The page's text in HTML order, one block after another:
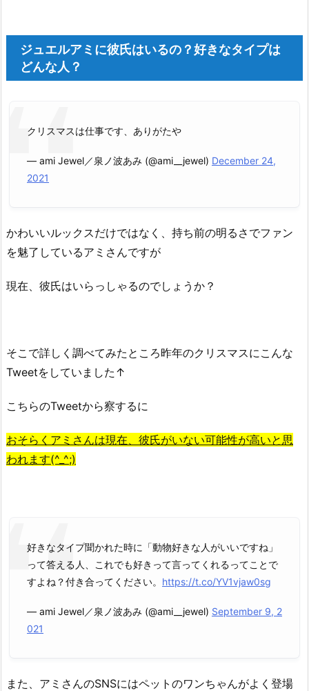
ジュエルアミに彼氏はいるの？好きなタイプは
どんな人？
クリスマスは仕事です、ありがたや
— ami Jewel／泉ノ波あみ (@ami__jewel) December 24,
2021
かわいいルックスだけではなく、持ち前の明るさでファン
を魅了しているアミさんですが
現在、彼氏はいらっしゃるのでしょうか？
そこで詳しく調べてみたところ昨年のクリスマスにこんな
Tweetをしていました↑
こちらのTweetから察するに
おそらくアミさんは現在、彼氏がいない可能性が高いと思
われます(^_^;)
好きなタイプ聞かれた時に「動物好きな人がいいですね」
って答える人、これでも好きって言ってくれるってことで
すよね？付き合ってください。 https://t.co/YV1vjaw0sg
— ami Jewel／泉ノ波あみ (@ami__jewel) September 9, 2
021
また、アミさんのSNSにはペットのワンちゃんがよく登場